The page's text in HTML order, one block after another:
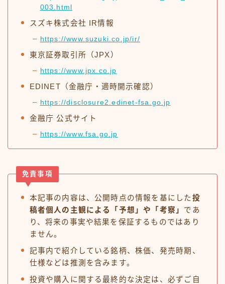
003.html
スズキ株式会社 IR情報
https://www.suzuki.co.jp/ir/
東京証券取引所（JPX）
https://www.jpx.co.jp
EDINET（金融庁・適時開示確認）
https://disclosure2.edinet-fsa.go.jp
金融庁 公式サイト
https://www.fsa.go.jp
免責事項
本記事の内容は、公開時点の情報を基にした投
稿者個人の主観による「予想」や「考察」 であ
り、将来の事実や結果を保証するものではあり
ません。
記事内で紹介している銘柄、株価、発売時期、
仕様などは推測を含みます。
投資や購入に関する最終的な決定は、必ずご自